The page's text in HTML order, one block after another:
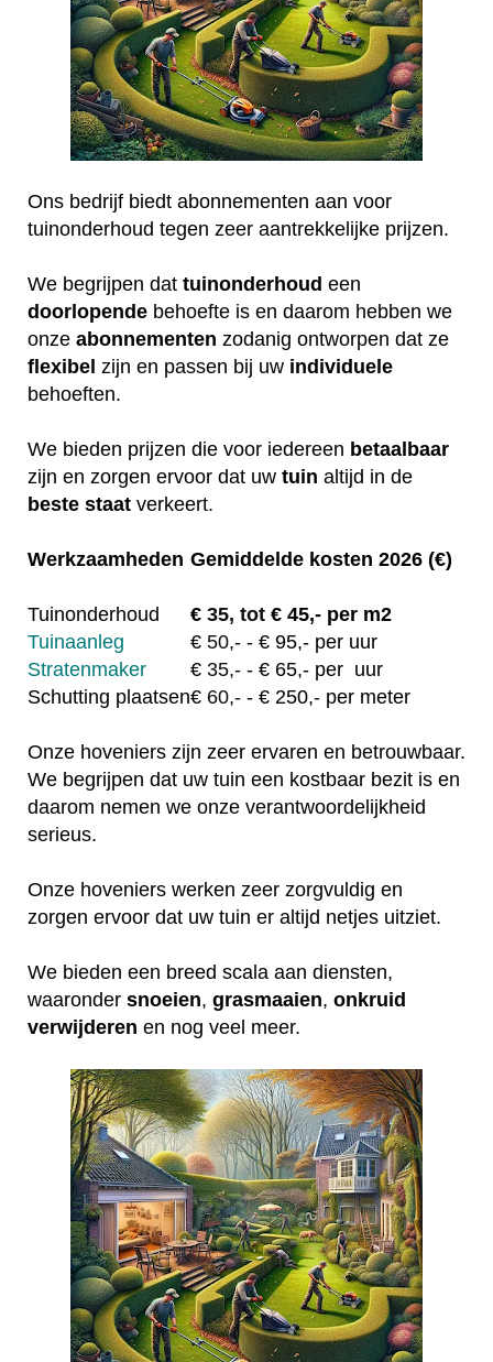
Ons bedrijf biedt abonnementen aan voor
tuinonderhoud tegen zeer aantrekkelijke prijzen.
We begrijpen dat tuinonderhoud een
doorlopende behoefte is en daarom hebben we
onze abonnementen zodanig ontworpen dat ze
flexibel zijn en passen bij uw individuele
behoeften.
We bieden prijzen die voor iedereen betaalbaar
zijn en zorgen ervoor dat uw tuin altijd in de
beste staat verkeert.
Werkzaamheden Gemiddelde kosten 2026 (€)
Tuinonderhoud € 35, tot € 45,- per m2
Tuinaanleg
€ 50,- - € 95,- per uur
Stratenmaker
€ 35,- - € 65,- per uur
Schutting plaatsen€ 60,- - € 250,- per meter
Onze hoveniers zijn zeer ervaren en betrouwbaar.
We begrijpen dat uw tuin een kostbaar bezit is en
daarom nemen we onze verantwoordelijkheid
serieus.
Onze hoveniers werken zeer zorgvuldig en
zorgen ervoor dat uw tuin er altijd netjes uitziet.
We bieden een breed scala aan diensten,
waaronder snoeien, grasmaaien, onkruid
verwijderen en nog veel meer.